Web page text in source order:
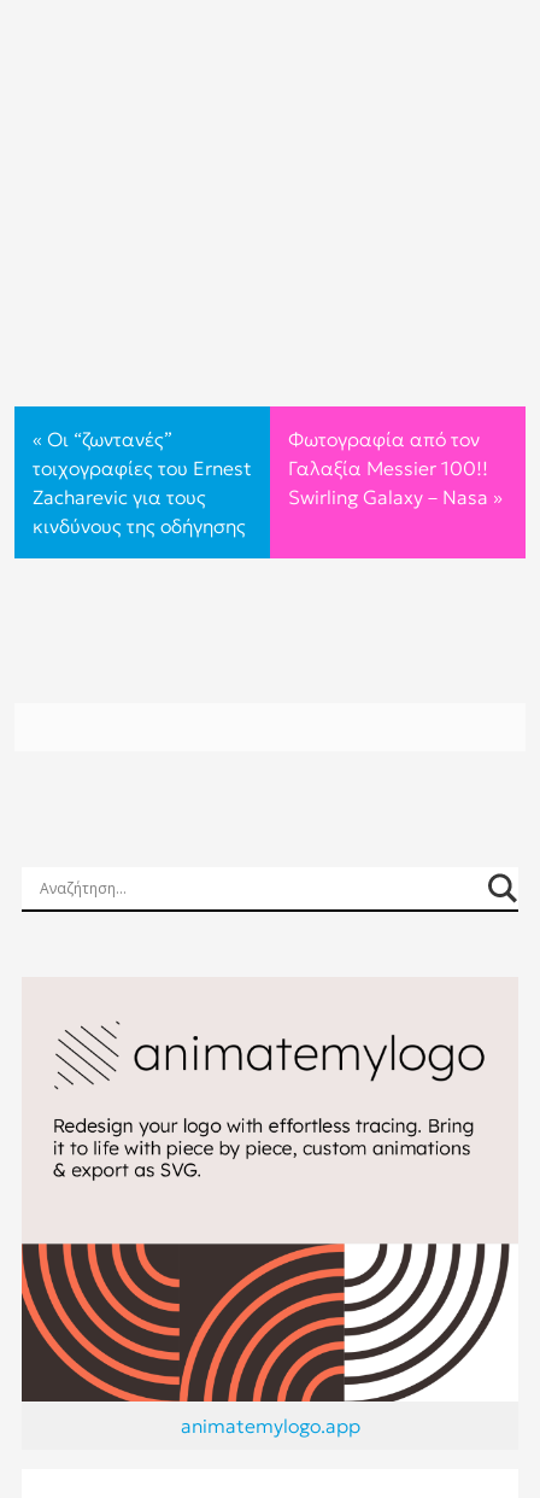
« Οι “ζωντανές”
τοιχογραφίες του Ernest
Zacharevic για τους
κινδύνους της οδήγησης
Φωτογραφία από τον
Γαλαξία Messier 100!!
Swirling Galaxy – Nasa »
animatemylogo.app